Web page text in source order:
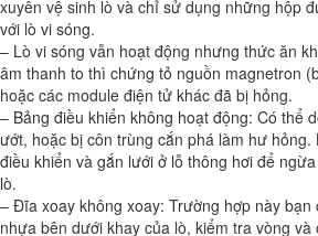
xuyên vệ sinh lò và chỉ sử dụng những hộp
với lò vi sóng.
– Lò vi sóng vẫn hoạt động nhưng thức ăn
âm thanh to thì chứng tỏ nguồn magnetron
hoặc các module điện tử khác đã bị hỏng.
– Bảng điều khiển không hoạt động: Có thể
ướt, hoặc bị côn trùng cắn phá làm hư hỏng.
điều khiển và gắn lưới ở lỗ thông hơi để
lò.
– Đĩa xoay không xoay: Trường hợp này bạn
nhựa bên dưới khay của lò, kiểm tra vòng và